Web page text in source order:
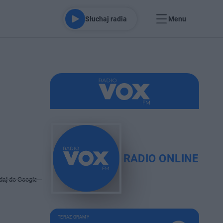
Słuchaj radia Menu
do Google
RADIO ONLINE
TERAZ GRAMY